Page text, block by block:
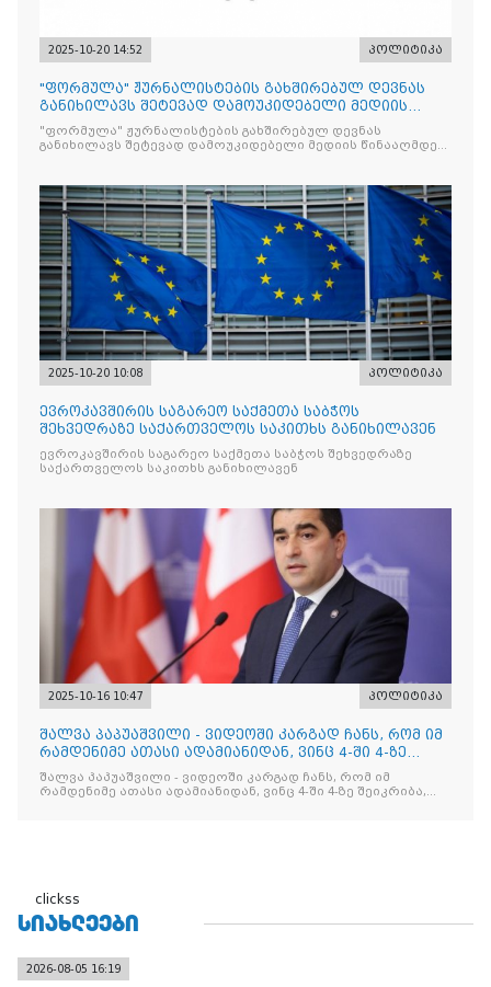
2025-10-20 14:52 პოლიტიკა
"ფორმულა" ჟურნალისტების გახშირებულ დევნას
განიხილავს შეტევად დამოუკიდებელი მედიის
წინააღმდ
"ფორმულა" ჟურნალისტების გახშირებულ დევნას
განიხილავს შეტევად დამოუკიდებელი მედიის წინააღმდეგ,
2025-10-20 10:08 პოლიტიკა
ევროკავშირის საგარეო საქმეთა საბჭოს
შეხვედრაზე საქართველოს საკითხს განიხილავენ
ევროკავშირის საგარეო საქმეთა საბჭოს შეხვედრაზე
საქართველოს საკითხს განიხილავენ
2025-10-16 10:47 პოლიტიკა
შალვა პაპუაშვილი - ვიდეოში კარგად ჩანს, რომ იმ
რამდენიმე ათასი ადამიანიდან, ვინც 4-ში 4-ზე
შეიკრიბა,
შალვა პაპუაშვილი - ვიდეოში კარგად ჩანს, რომ იმ
რამდენიმე ათასი ადამიანიდან, ვინც 4-ში 4-ზე შეიკრიბა,
clickss
ᲡᲘᲐᲮᲚᲔᲔᲑᲘ
2026-08-05 16:19